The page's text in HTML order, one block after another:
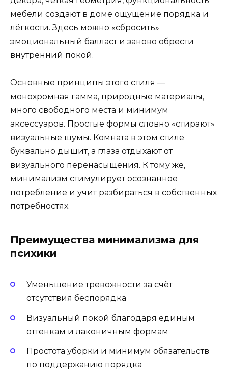
мебели создают в доме ощущение порядка и
лёгкости. Здесь можно «сбросить»
эмоциональный балласт и заново обрести
внутренний покой.
Основные принципы этого стиля —
монохромная гамма, природные материалы,
много свободного места и минимум
аксессуаров. Простые формы словно «стирают»
визуальные шумы. Комната в этом стиле
буквально дышит, а глаза отдыхают от
визуального перенасыщения. К тому же,
минимализм стимулирует осознанное
потребление и учит разбираться в собственных
потребностях.
Преимущества минимализма для
психики
Уменьшение тревожности за счёт
отсутствия беспорядка
Визуальный покой благодаря единым
оттенкам и лаконичным формам
Простота уборки и минимум обязательств
по поддержанию порядка